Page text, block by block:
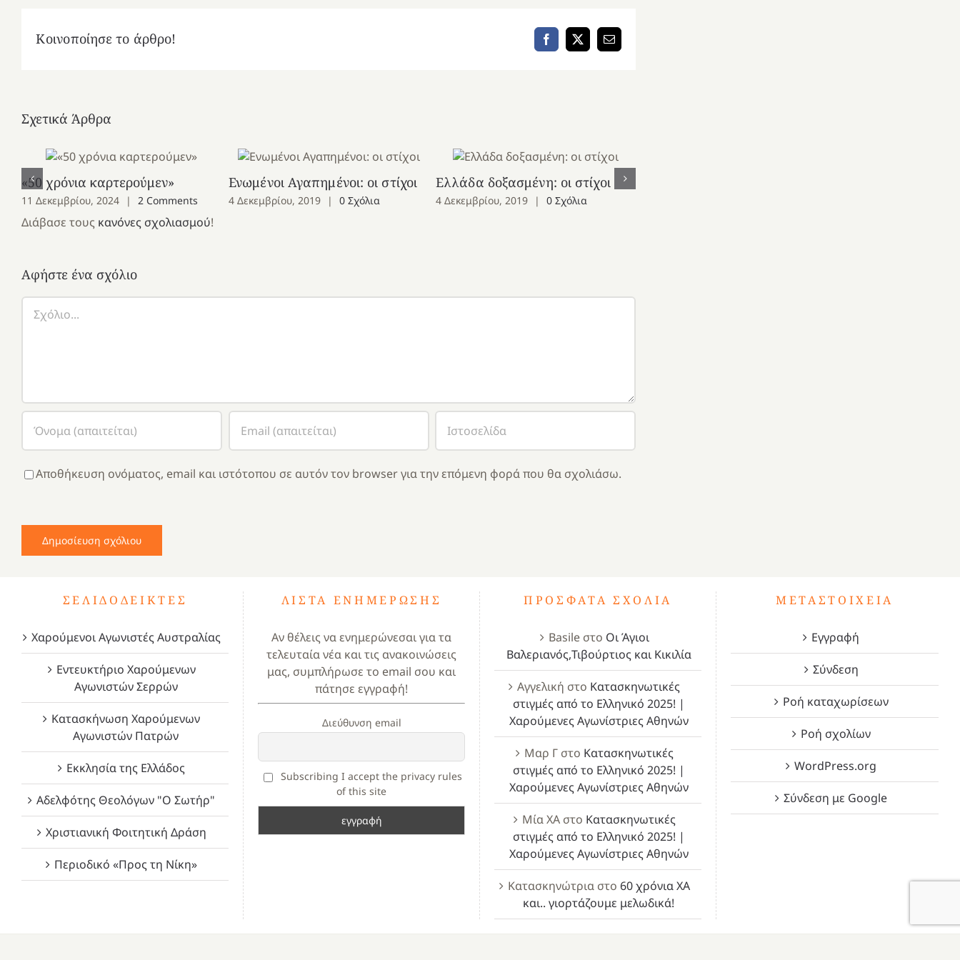
βέλος
για
ένταση.
Κοινοποίησε το άρθρο! Facebook
X Email
Σχετικά Άρθρα
«50 χρόνια καρτερούμεν»
11 Δεκεμβρίου, 2024 | 2 Comments
Ενωμένοι Αγαπημένοι: οι στίχοι
4 Δεκεμβρίου, 2019 | 0 Σχόλια
Ελλάδα δοξασμένη: οι στίχοι
4 Δεκεμβρίου, 2019 | 0 Σχόλια
Διάβασε τους κανόνες σχολιασμού!
Αφήστε ένα σχόλιο
Αποθήκευση ονόματος, email και ιστότοπου σε αυτόν τον browser για την επόμενη φορά που θα σχολιάσω.
ΣΕΛΙΔΟΔΕΊΚΤΕΣ
Χαρούμενοι Αγωνιστές Αυστραλίας
Εντευκτήριο Χαρούμενων
Αγωνιστών Σερρών
Κατασκήνωση Χαρούμενων
Αγωνιστών Πατρών
Εκκλησία της Ελλάδος
Αδελφότης Θεολόγων "Ο Σωτήρ"
Χριστιανική Φοιτητική Δράση
Περιοδικό «Προς τη Νίκη»
ΛΊΣΤΑ ΕΝΗΜΈΡΩΣΗΣ
Αν θέλεις να ενημερώνεσαι για τα
τελευταία νέα και τις ανακοινώσεις
μας, συμπλήρωσε το email σου και
πάτησε εγγραφή!
Διεύθυνση email
Subscribing I accept the privacy rules
of this site
ΠΡΌΣΦΑΤΑ ΣΧΌΛΙΑ
Basileστο Οι Άγιοι
Βαλεριανός,Τιβούρτιος και Κικιλία
Αγγελική στο Κατασκηνωτικές
στιγμές από το Ελληνικό 2025! |
Χαρούμενες Αγωνίστριες Αθηνών
Μαρ Γστο Κατασκηνωτικές
στιγμές από το Ελληνικό 2025! |
Χαρούμενες Αγωνίστριες Αθηνών
Μία ΧΑστο Κατασκηνωτικές
στιγμές από το Ελληνικό 2025! |
Χαρούμενες Αγωνίστριες Αθηνών
Κατασκηνώτριαστο 60 χρόνια ΧΑ
και.. γιορτάζουμε μελωδικά!
ΜΕΤΑΣΤΟΙΧΕΊΑ
Εγγραφή
Σύνδεση
Ροή καταχωρίσεων
Ροή σχολίων
WordPress.org
Σύνδεση με Google